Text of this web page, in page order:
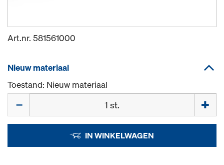
Art.nr. 581561000
Nieuw materiaal
Toestand: Nieuw materiaal
IN WINKELWAGEN